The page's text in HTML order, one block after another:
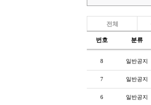
전체
번호 분류
8 일반공지
7 일반공지
6 일반공지